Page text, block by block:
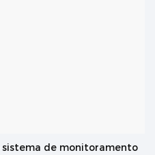
sistema de monitoramento